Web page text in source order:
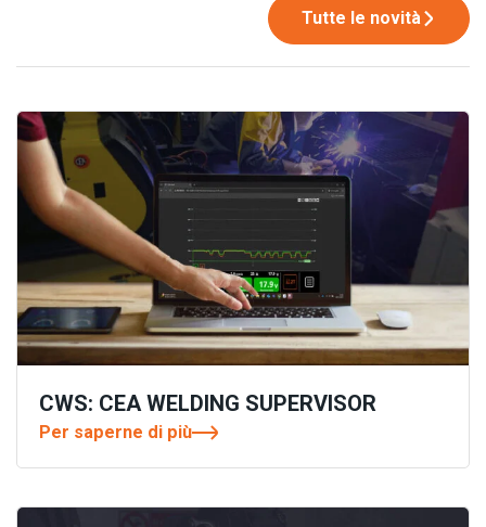
Tutte le novità
CWS: CEA WELDING SUPERVISOR
Per saperne di più